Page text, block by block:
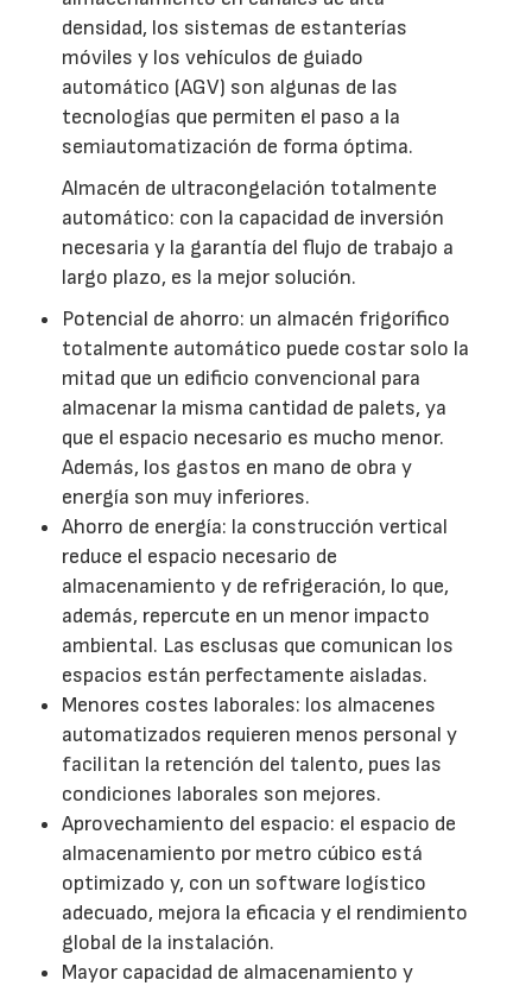
densidad, los sistemas de estanterías
móviles y los vehículos de guiado
automático (AGV) son algunas de las
tecnologías que permiten el paso a la
semiautomatización de forma óptima.
Almacén de ultracongelación totalmente
automático: con la capacidad de inversión
necesaria y la garantía del flujo de trabajo a
largo plazo, es la mejor solución.
Potencial de ahorro: un almacén frigorífico
totalmente automático puede costar solo la
mitad que un edificio convencional para
almacenar la misma cantidad de palets, ya
que el espacio necesario es mucho menor.
Además, los gastos en mano de obra y
energía son muy inferiores.
Ahorro de energía: la construcción vertical
reduce el espacio necesario de
almacenamiento y de refrigeración, lo que,
además, repercute en un menor impacto
ambiental. Las esclusas que comunican los
espacios están perfectamente aisladas.
Menores costes laborales: los almacenes
automatizados requieren menos personal y
facilitan la retención del talento, pues las
condiciones laborales son mejores.
Aprovechamiento del espacio: el espacio de
almacenamiento por metro cúbico está
optimizado y, con un software logístico
adecuado, mejora la eficacia y el rendimiento
global de la instalación.
Mayor capacidad de almacenamiento y